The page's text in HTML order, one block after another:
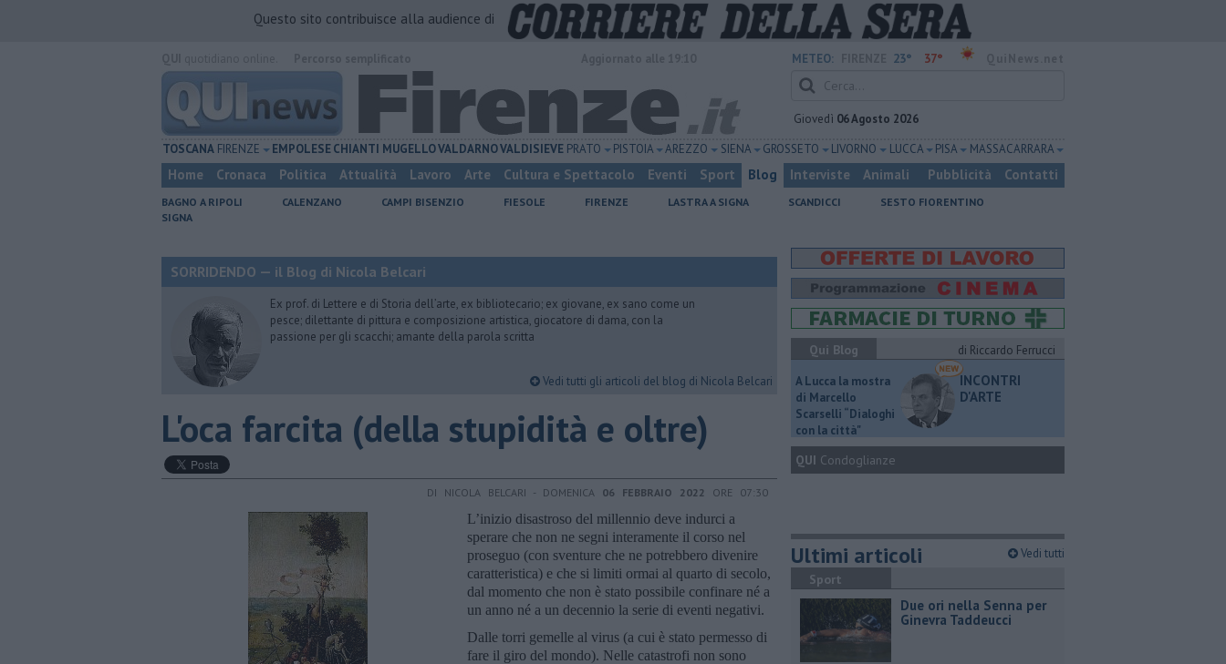
Questo sito contribuisce alla audience di
METEO: 23° 37°
Giovedì 06 Agosto 2026
TOSCANA FIRENZE EMPOLESECHIANTI MUGELLOVALDARNOVALDISIEVE PRATO PISTOIA AREZZO SIENA GROSSETO LIVORNO LUCCA PISA MASSA CARRARA
Home Cronaca Politica Attualità Lavoro Arte Cultura e Spettacolo Eventi Sport Blog Interviste Animali Pubblicità Contatti
BAGNO A RIPOLI CALENZANO CAMPI BISENZIO FIESOLE FIRENZE LASTRA A SIGNA SCANDICCI
SESTO FIORENTINO
SIGNA
SORRIDENDO — il Blog di Nicola Belcari
Ex prof. di Lettere e di Storia dell’arte, ex bibliotecario; ex giovane, ex sano come un
pesce; dilettante di pittura e composizione artistica, giocatore di dama, con la
passione per gli scacchi; amante della parola scritta
Vedi tutti gli articoli del blog di Nicola Belcari
L'oca farcita (della stupidità e oltre)
DI NICOLA BELCARI - DOMENICA 06 FEBBRAIO 2022 ORE 07:30
L’inizio disastroso del millennio deve indurci a
sperare che non ne segni interamente il corso nel
proseguo (con sventure che ne potrebbero divenire
caratteristica) e che si limiti ormai al quarto di secolo,
dal momento che non è stato possibile confinare né a
un anno né a un decennio la serie di eventi negativi.
Dalle torri gemelle al virus (a cui è stato permesso di
fare il giro del mondo). Nelle catastrofi non sono
Qui Blog
di Riccardo Ferrucci
A Lucca la mostra
di Marcello
Scarselli “Dialoghi
con la città"
INCONTRI
D'ARTE
QUI Condoglianze
Ultimi articoli Vedi tutti
Sport
Due ori nella Senna per
Ginevra Taddeucci